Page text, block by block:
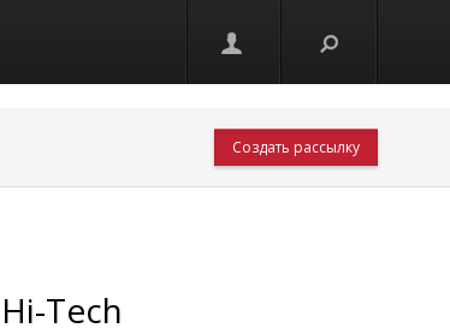
Создать рассылку
Hi-Tech